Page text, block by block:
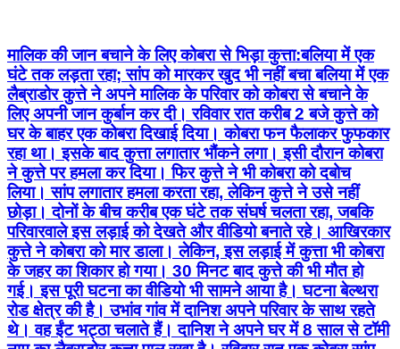
मालिक की जान बचाने के लिए कोबरा से भिड़ा कुत्ता:बलिया में एक
घंटे तक लड़ता रहा; सांप को मारकर खुद भी नहीं बचा बलिया में एक
लैब्राडोर कुत्ते ने अपने मालिक के परिवार को कोबरा से बचाने के
लिए अपनी जान कुर्बान कर दी। रविवार रात करीब 2 बजे कुत्ते को
घर के बाहर एक कोबरा दिखाई दिया। कोबरा फन फैलाकर फुफकार
रहा था। इसके बाद कुत्ता लगातार भौंकने लगा। इसी दौरान कोबरा
ने कुत्ते पर हमला कर दिया। फिर कुत्ते ने भी कोबरा को दबोच
लिया। सांप लगातार हमला करता रहा, लेकिन कुत्ते ने उसे नहीं
छोड़ा। दोनों के बीच करीब एक घंटे तक संघर्ष चलता रहा, जबकि
परिवारवाले इस लड़ाई को देखते और वीडियो बनाते रहे। आखिरकार
कुत्ते ने कोबरा को मार डाला। लेकिन, इस लड़ाई में कुत्ता भी कोबरा
के जहर का शिकार हो गया। 30 मिनट बाद कुत्ते की भी मौत हो
गई। इस पूरी घटना का वीडियो भी सामने आया है। घटना बेल्थरा
रोड क्षेत्र की है। उभांव गांव में दानिश अपने परिवार के साथ रहते
थे। वह ईंट भट्ठा चलाते हैं। दानिश ने अपने घर में 8 साल से टॉमी